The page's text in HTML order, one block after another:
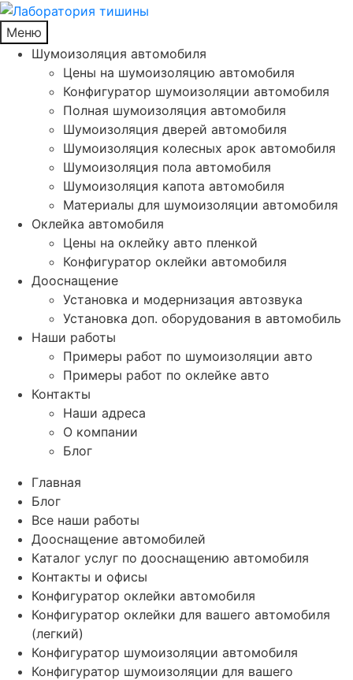
Меню
Шумоизоляция автомобиля
Цены на шумоизоляцию автомобиля
Конфигуратор шумоизоляции автомобиля
Полная шумоизоляция автомобиля
Шумоизоляция дверей автомобиля
Шумоизоляция колесных арок автомобиля
Шумоизоляция пола автомобиля
Шумоизоляция капота автомобиля
Материалы для шумоизоляции автомобиля
Оклейка автомобиля
Цены на оклейку авто пленкой
Конфигуратор оклейки автомобиля
Дооснащение
Установка и модернизация автозвука
Установка доп. оборудования в автомобиль
Наши работы
Примеры работ по шумоизоляции авто
Примеры работ по оклейке авто
Контакты
Наши адреса
О компании
Блог
Главная
Блог
Все наши работы
Дооснащение автомобилей
Каталог услуг по дооснащению автомобиля
Контакты и офисы
Конфигуратор оклейки автомобиля
Конфигуратор оклейки для вашего автомобиля
(легкий)
Конфигуратор шумоизоляции автомобиля
Конфигуратор шумоизоляции для вашего